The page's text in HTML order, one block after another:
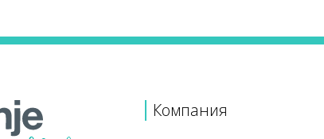
Gorenje 575535 750W
Gorenje 307888 700W 230V B=165mm L=260mm
Gorenje 364620 700W
Компания